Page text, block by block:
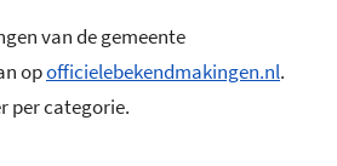
van de gemeente
opofficielebekendmakingen.nl.
per categorie.